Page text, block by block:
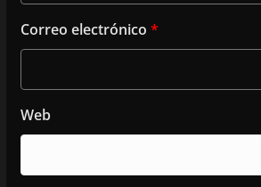
Correo electrónico *
Web